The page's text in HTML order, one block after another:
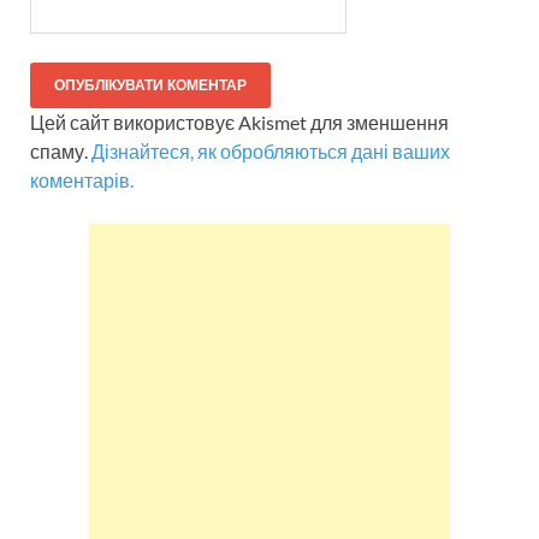
Цей сайт використовує Akismet для зменшення
спаму.Дізнайтеся, як обробляються дані ваших
коментарів.